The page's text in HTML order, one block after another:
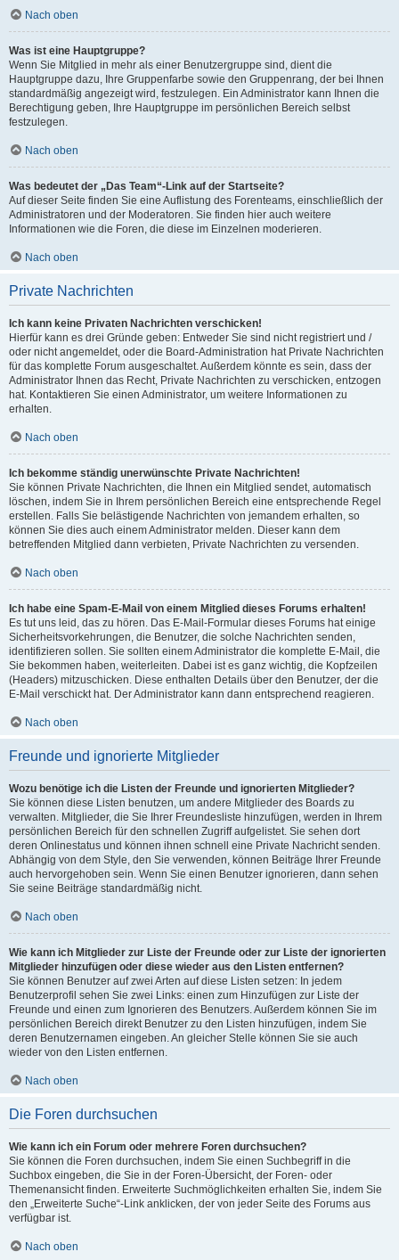
Nach oben
Was ist eine Hauptgruppe?
Wenn Sie Mitglied in mehr als einer Benutzergruppe sind, dient die
Hauptgruppe dazu, Ihre Gruppenfarbe sowie den Gruppenrang, der bei Ihnen
standardmäßig angezeigt wird, festzulegen. Ein Administrator kann Ihnen die
Berechtigung geben, Ihre Hauptgruppe im persönlichen Bereich selbst
festzulegen.
Nach oben
Was bedeutet der „Das Team“-Link auf der Startseite?
Auf dieser Seite finden Sie eine Auflistung des Forenteams, einschließlich der
Administratoren und der Moderatoren. Sie finden hier auch weitere
Informationen wie die Foren, die diese im Einzelnen moderieren.
Nach oben
Private Nachrichten
Ich kann keine Privaten Nachrichten verschicken!
Hierfür kann es drei Gründe geben: Entweder Sie sind nicht registriert und /
oder nicht angemeldet, oder die Board-Administration hat Private Nachrichten
für das komplette Forum ausgeschaltet. Außerdem könnte es sein, dass der
Administrator Ihnen das Recht, Private Nachrichten zu verschicken, entzogen
hat. Kontaktieren Sie einen Administrator, um weitere Informationen zu
erhalten.
Nach oben
Ich bekomme ständig unerwünschte Private Nachrichten!
Sie können Private Nachrichten, die Ihnen ein Mitglied sendet, automatisch
löschen, indem Sie in Ihrem persönlichen Bereich eine entsprechende Regel
erstellen. Falls Sie belästigende Nachrichten von jemandem erhalten, so
können Sie dies auch einem Administrator melden. Dieser kann dem
betreffenden Mitglied dann verbieten, Private Nachrichten zu versenden.
Nach oben
Ich habe eine Spam-E-Mail von einem Mitglied dieses Forums erhalten!
Es tut uns leid, das zu hören. Das E-Mail-Formular dieses Forums hat einige
Sicherheitsvorkehrungen, die Benutzer, die solche Nachrichten senden,
identifizieren sollen. Sie sollten einem Administrator die komplette E-Mail, die
Sie bekommen haben, weiterleiten. Dabei ist es ganz wichtig, die Kopfzeilen
(Headers) mitzuschicken. Diese enthalten Details über den Benutzer, der die
E-Mail verschickt hat. Der Administrator kann dann entsprechend reagieren.
Nach oben
Freunde und ignorierte Mitglieder
Wozu benötige ich die Listen der Freunde und ignorierten Mitglieder?
Sie können diese Listen benutzen, um andere Mitglieder des Boards zu
verwalten. Mitglieder, die Sie Ihrer Freundesliste hinzufügen, werden in Ihrem
persönlichen Bereich für den schnellen Zugriff aufgelistet. Sie sehen dort
deren Onlinestatus und können ihnen schnell eine Private Nachricht senden.
Abhängig von dem Style, den Sie verwenden, können Beiträge Ihrer Freunde
auch hervorgehoben sein. Wenn Sie einen Benutzer ignorieren, dann sehen
Sie seine Beiträge standardmäßig nicht.
Nach oben
Wie kann ich Mitglieder zur Liste der Freunde oder zur Liste der ignorierten
Mitglieder hinzufügen oder diese wieder aus den Listen entfernen?
Sie können Benutzer auf zwei Arten auf diese Listen setzen: In jedem
Benutzerprofil sehen Sie zwei Links: einen zum Hinzufügen zur Liste der
Freunde und einen zum Ignorieren des Benutzers. Außerdem können Sie im
persönlichen Bereich direkt Benutzer zu den Listen hinzufügen, indem Sie
deren Benutzernamen eingeben. An gleicher Stelle können Sie sie auch
wieder von den Listen entfernen.
Nach oben
Die Foren durchsuchen
Wie kann ich ein Forum oder mehrere Foren durchsuchen?
Sie können die Foren durchsuchen, indem Sie einen Suchbegriff in die
Suchbox eingeben, die Sie in der Foren-Übersicht, der Foren- oder
Themenansicht finden. Erweiterte Suchmöglichkeiten erhalten Sie, indem Sie
den „Erweiterte Suche“-Link anklicken, der von jeder Seite des Forums aus
verfügbar ist.
Nach oben